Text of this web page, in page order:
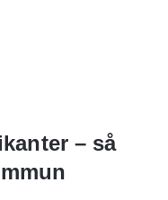
– så